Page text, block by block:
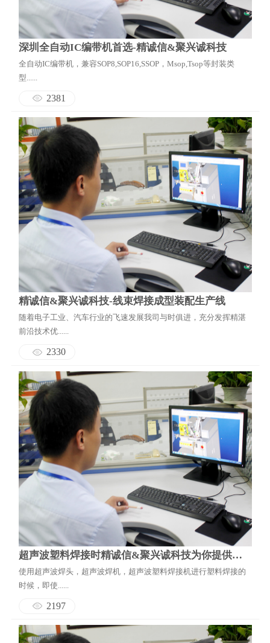
深圳全自动IC编带机首选-精诚信&聚兴诚科技
全自动IC编带机，兼容SOP8,SOP16,SSOP，Msop,Tsop等封装类
型......
2381
精诚信&聚兴诚科技-线束焊接成型装配生产线
随着电子工业、汽车行业的飞速发展我司与时俱进，充分发挥精湛
前沿技术优......
2330
超声波塑料焊接时精诚信&聚兴诚科技为你提供常见的问题解决办法
使用超声波焊头，超声波焊机，超声波塑料焊接机进行塑料焊接的
时候，即使......
2197